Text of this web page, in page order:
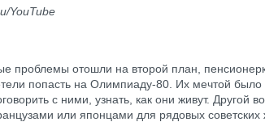
YouTube
проблемы отошли на второй план,
попасть на Олимпиаду-80. Их мечтой
с ними, узнать, как они живут. Другой
или японцами для рядовых советских